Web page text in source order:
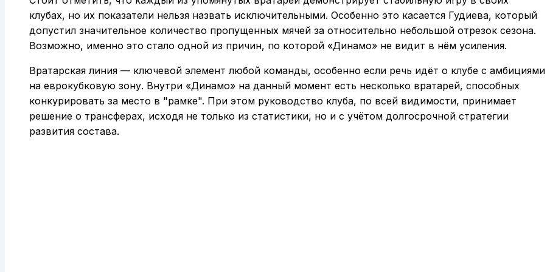
клубах, но их показатели нельзя назвать исключительными. Особенно это касается Гудиева, который
допустил значительное количество пропущенных мячей за относительно небольшой отрезок сезона.
Возможно, именно это стало одной из причин, по которой «Динамо» не видит в нём усиления.
Вратарская линия — ключевой элемент любой команды, особенно если речь идёт о клубе с амбициями
на еврокубковую зону. Внутри «Динамо» на данный момент есть несколько вратарей, способных
конкурировать за место в "рамке". При этом руководство клуба, по всей видимости, принимает
решение о трансферах, исходя не только из статистики, но и с учётом долгосрочной стратегии
развития состава.